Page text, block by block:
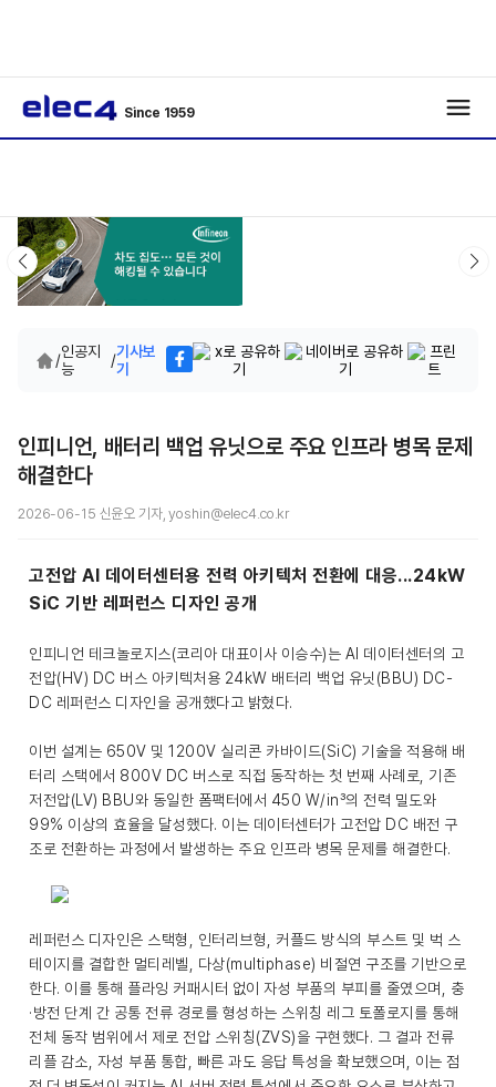
Since 1959
/인공지
능
/기사보
기
인피니언, 배터리 백업 유닛으로 주요 인프라 병목 문제
해결한다
2026-06-15 신윤오 기자, yoshin@elec4.co.kr
고전압 AI 데이터센터용 전력 아키텍처 전환에 대응...24kW
SiC 기반 레퍼런스 디자인 공개
인피니언 테크놀로지스(코리아 대표이사 이승수)는 AI 데이터센터의 고
전압(HV) DC 버스 아키텍처용 24kW 배터리 백업 유닛(BBU) DC-
DC 레퍼런스 디자인을 공개했다고 밝혔다.
이번 설계는 650V 및 1200V 실리콘 카바이드(SiC) 기술을 적용해 배
터리 스택에서 800V DC 버스로 직접 동작하는 첫 번째 사례로, 기존
저전압(LV) BBU와 동일한 폼팩터에서 450 W/in³의 전력 밀도와
99% 이상의 효율을 달성했다. 이는 데이터센터가 고전압 DC 배전 구
조로 전환하는 과정에서 발생하는 주요 인프라 병목 문제를 해결한다.
레퍼런스 디자인은 스택형, 인터리브형, 커플드 방식의 부스트 및 벅 스
테이지를 결합한 멀티레벨, 다상(multiphase) 비절연 구조를 기반으로
한다. 이를 통해 플라잉 커패시터 없이 자성 부품의 부피를 줄였으며, 충
·방전 단계 간 공통 전류 경로를 형성하는 스위칭 레그 토폴로지를 통해
전체 동작 범위에서 제로 전압 스위칭(ZVS)을 구현했다. 그 결과 전류
리플 감소, 자성 부품 통합, 빠른 과도 응답 특성을 확보했으며, 이는 점